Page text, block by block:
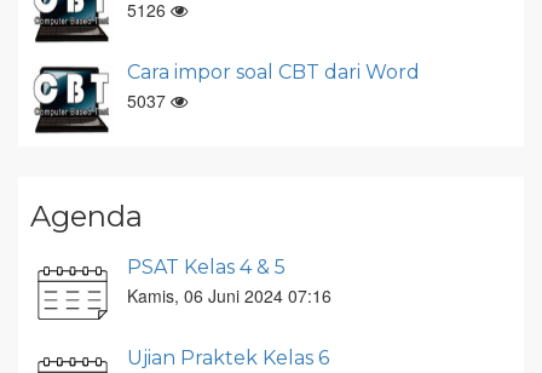
5126
Cara impor soal CBT dari Word
5037
Agenda
PSAT Kelas 4 & 5
Kamis, 06 Juni 2024 07:16
Ujian Praktek Kelas 6